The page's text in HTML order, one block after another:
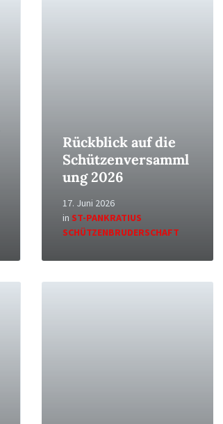
Rückblick auf die
Schützenversamml
ung 2026
17. Juni 2026
in ST-PANKRATIUS
SCHÜTZENBRUDERSCHAFT